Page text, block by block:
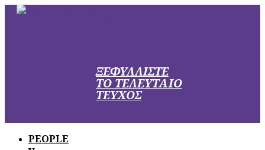
ΞΕΦΥΛΛΙΣΤΕ
ΤΟ ΤΕΛΕΥΤΑΙΟ
ΤΕΥΧΟΣ
PEOPLE